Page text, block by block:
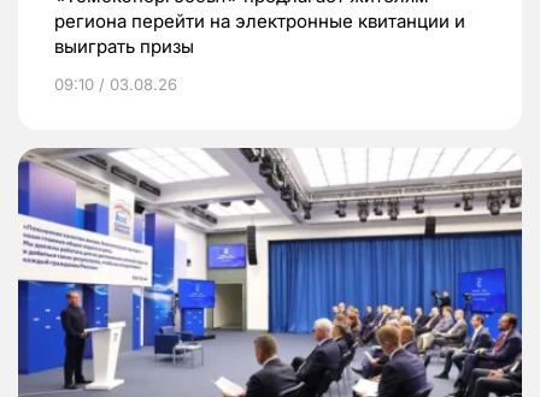
региона перейти на электронные квитанции и
выиграть призы
09:10 / 03.08.26